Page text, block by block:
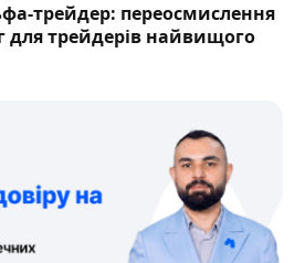
трейдер: переосмислення
для трейдерів найвищого